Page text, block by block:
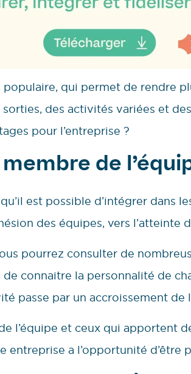
populaire, qui permet de rendre
des activités variées et
pour l’entreprise ?
de
est possible d’intégrer dans
des équipes, vers l’atteinte
pourrez consulter de
de connaitre la personnalité de
passe par un accroissement de
l’équipe et ceux qui apportent
entreprise a l’opportunité d’être